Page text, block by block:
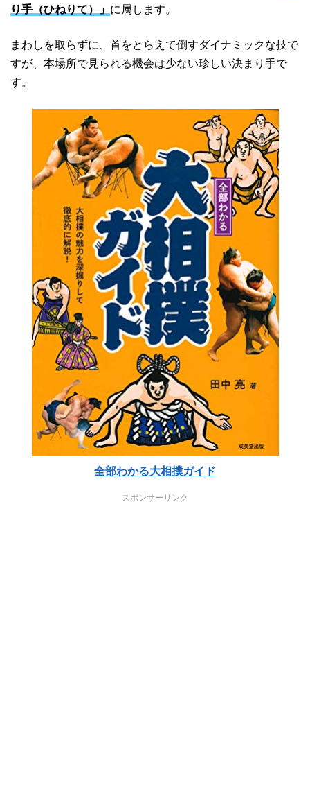
り手（ひねりて）」 に属します。
まわしを取らずに、首をとらえて倒すダイナミックな技で
すが、本場所で見られる機会は少ない珍しい決まり手で
す。
全部わかる大相撲ガイド
スポンサーリンク